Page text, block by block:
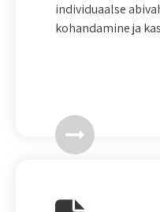
individuaalse
kohandamine ja